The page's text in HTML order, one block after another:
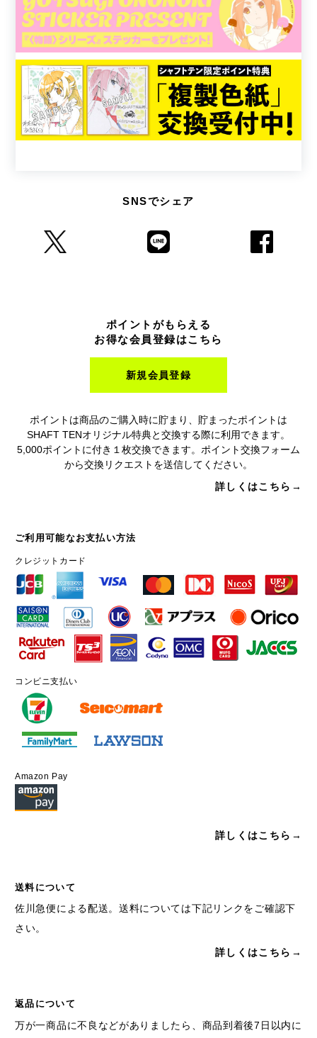
SNSでシェア
ポイントがもらえる
お得な会員登録はこちら
新規会員登録
ポイントは商品のご購入時に貯まり、貯まったポイントは
SHAFT TENオリジナル特典と交換する際に利用できます。
5,000ポイントに付き１枚交換できます。ポイント交換フォーム
から交換リクエストを送信してください。
詳しくはこちら→
ご利用可能なお支払い方法
クレジットカード
コンビニ支払い
Amazon Pay
詳しくはこちら→
送料について
佐川急便による配送。送料については下記リンクをご確認下
さい。
詳しくはこちら→
返品について
万が一商品に不良などがありましたら、商品到着後7日以内に